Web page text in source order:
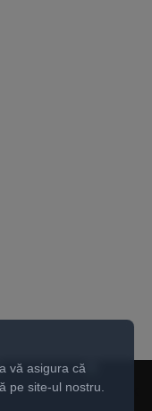
vă asigura că
pe site-ul nostru.